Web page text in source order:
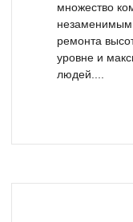
множество
незаменимым
ремонта
уровне и
людей....